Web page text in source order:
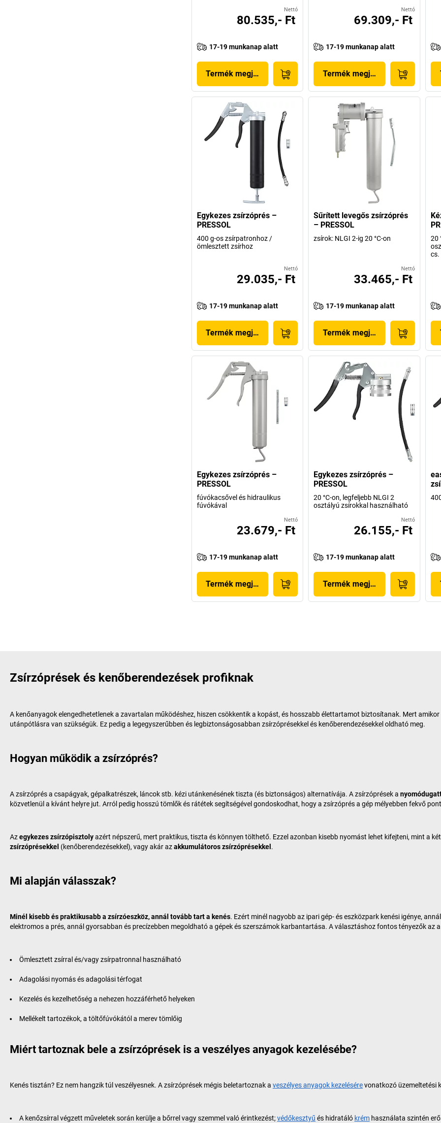
Nettó
80.535,- Ft
17-19 munkanap alatt
Termék megjelenítése
Nettó
69.309,- Ft
17-19 munkanap alatt
Termék megjelenítése
Egykezes zsírzóprés –
PRESSOL
400 g-os zsírpatronhoz /
ömlesztett zsírhoz
Nettó
29.035,- Ft
17-19 munkanap alatt
Termék megjelenítése
Sűrített levegős zsírzóprés
– PRESSOL
zsírok: NLGI 2-ig 20 °C-on
Nettó
33.465,- Ft
17-19 munkanap alatt
Termék megjelenítése
20
cs.
Egykezes zsírzóprés –
PRESSOL
fúvókacsővel és hidraulikus
fúvókával
Nettó
23.679,- Ft
17-19 munkanap alatt
Termék megjelenítése
Egykezes zsírzóprés –
PRESSOL
20 °C-on, legfeljebb NLGI 2
osztályú zsírokkal használható
Nettó
26.155,- Ft
17-19 munkanap alatt
Termék megjelenítése
Zsírzóprések és kenőberendezések profiknak
A kenőanyagok elengedhetetlenek a zavartalan működéshez, hiszen csökkentik a kopást, és hosszabb élettartamot biztosítanak. Mert
utánpótlásra van szükségük. Ez pedig a legegyszerűbben és legbiztonságosabban zsírzóprésekkel és kenőberendezésekkel oldható meg.
Hogyan működik a zsírzóprés?
A zsírzóprés a csapágyak, gépalkatrészek, láncok stb. kézi utánkenésének tiszta (és biztonságos) alternatívája. A zsírzóprések a
közvetlenül a kívánt helyre jut. Arról pedig hosszú tömlők és rátétek segítségével gondoskodhat, hogy a zsírzóprés a gép mélyebben fekvő
Azegykezes zsírzópisztolyazért népszerű, mert praktikus, tiszta és könnyen tölthető. Ezzel azonban kisebb nyomást lehet kifejteni, mint a
zsírzóprésekkel (kenőberendezésekkel), vagy akár azakkumulátoros zsírzóprésekkel.
Mi alapján válasszak?
Minél kisebb és praktikusabb a zsírzóeszköz, annál tovább tart a kenés. Ezért minél nagyobb az ipari gép- és eszközpark kenési igénye,
elektromos a prés, annál gyorsabban és precízebben megoldható a gépek és szerszámok karbantartása. A választáshoz fontos tényezők az
Ömlesztett zsírral és/vagy zsírpatronnal használható
Adagolási nyomás és adagolási térfogat
Kezelés és kezelhetőség a nehezen hozzáférhető helyeken
Mellékelt tartozékok, a töltőfúvókától a merev tömlőig
Miért tartoznak bele a zsírzóprések is a veszélyes anyagok kezelésébe?
Kenés tisztán? Ez nem hangzik túl veszélyesnek. A zsírzóprések mégis beletartoznak a veszélyes anyagok kezelésérevonatkozó üzemeltetési
A kenőzsírral végzett műveletek során kerülje a bőrrel vagy szemmel való érintkezést;védőkesztyű és hidratáló krém használata szintén